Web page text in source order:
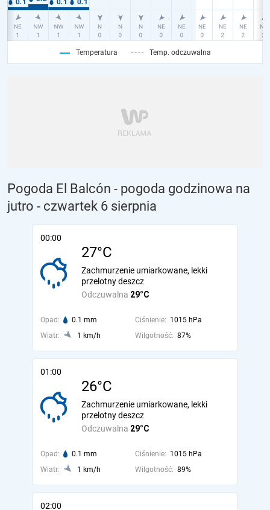
Temperatura Temp. odczuwalna
Pogoda El Balcón - pogoda godzinowa na
jutro - czwartek 6 sierpnia
00:00
27°C
Odczuwalna 29°C
Zachmurzenie umiarkowane, lekki
przelotny deszcz
Opad: 0.1 mm Ciśnienie: 1015 hPa
Wiatr:
1 km/h Wilgotność: 87%
01:00
26°C
Odczuwalna 29°C
Zachmurzenie umiarkowane, lekki
przelotny deszcz
Opad: 0.1 mm Ciśnienie: 1015 hPa
Wiatr:
1 km/h Wilgotność: 89%
02:00